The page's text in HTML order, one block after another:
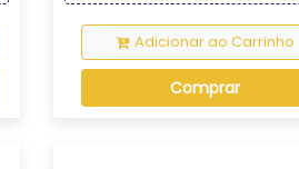
Adicionar ao Carrinho
Comprar